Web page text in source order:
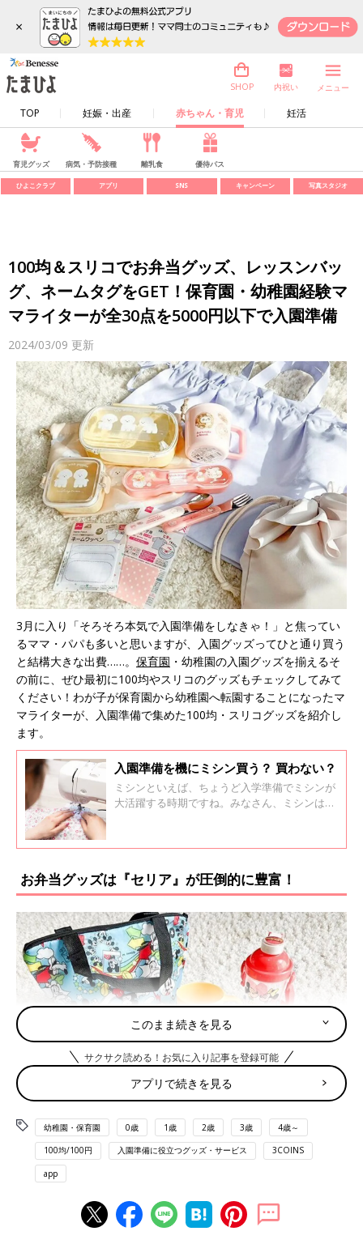
×
TOP 妊娠・出産 赤ちゃん・育児 妊活
SHOP 内祝い メニュー
育児グッズ 病気・予防接種 離乳食 優待パス
ひよこクラブ アプリ SNS キャンペーン 写真スタジオ
100均＆スリコでお弁当グッズ、レッスンバッ
グ、ネームタグをGET！保育園・幼稚園経験マ
マライターが全30点を5000円以下で入園準備
2024/03/09 更新
3月に入り「そろそろ本気で入園準備をしなきゃ！」と焦ってい
るママ・パパも多いと思いますが、入園グッズってひと通り買う
と結構大きな出費……。 保育園 ・幼稚園の入園グッズを揃えるそ
の前に、ぜひ最初に100均やスリコのグッズもチェックしてみて
ください！わが子が保育園から幼稚園へ転園することになったマ
マライターが、入園準備で集めた100均・スリコグッズを紹介し
ます。
入園準備を機にミシン買う？ 買わない？
ミシンといえば、ちょうど入学準備でミシンが
大活躍する時期ですね。みなさん、ミシンは持
を機に購入を検討するママが多いようです。 で
いいか迷ってしまいますよね。 口コミサイト
『ウィメンズパーク』で実際にミシンを購入し
たママの意見を聞いてみました。
お弁当グッズは『セリア』が圧倒的に豊富！
お弁当グッズは『セリア』が圧倒的に豊富でした。なかでもディ
ーの種類も選べます。お弁当箱、フルーツボックス、フォーク、
スプーン、カトラリーケース、コップ、水筒、巾着、保冷バッグ
このまま続きを見る
サクサク読める！お気に入り記事を登録可能
アプリで続きを見る
幼稚園・保育園 0歳 1歳 2歳 3歳 4歳～
100均/100円 入園準備に役立つグッズ・サービス 3COINS
app